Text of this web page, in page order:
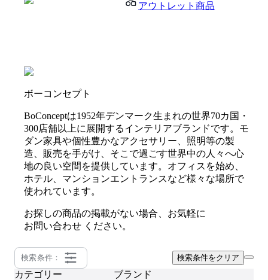
アウトレット商品
ボーコンセプト
BoConceptは1952年デンマーク生まれの世界70カ国・
300店舗以上に展開するインテリアブランドです。モ
ダン家具や個性豊かなアクセサリー、照明等の製
造、販売を手がけ、そこで過ごす世界中の人々へ心
地の良い空間を提供しています。オフィスを始め、
ホテル、マンションエントランスなど様々な場所で
使われています。
お探しの商品の掲載がない場合、お気軽に
お問い合わせ ください。
検索条件： 検索条件をクリア
カテゴリー ブランド